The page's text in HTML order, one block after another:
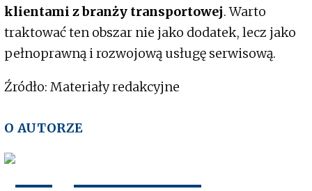
klientami z branży transportowej. Warto
traktować ten obszar nie jako dodatek, lecz jako
pełnoprawną i rozwojową usługę serwisową.
Źródło: Materiały redakcyjne
O AUTORZE